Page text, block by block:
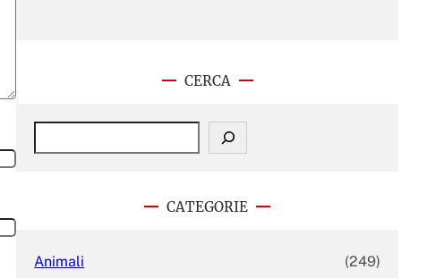
CERCA
S
CATEGORIE
Animali (249)